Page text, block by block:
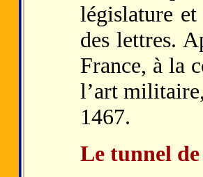
législature et
des lettres.
France, à la
l’art
1467.
Le tunnel